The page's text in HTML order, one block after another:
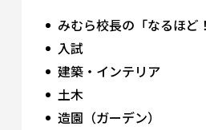
みむら校長の「なるほど
入試
建築・インテリア
土木
造園（ガーデン）